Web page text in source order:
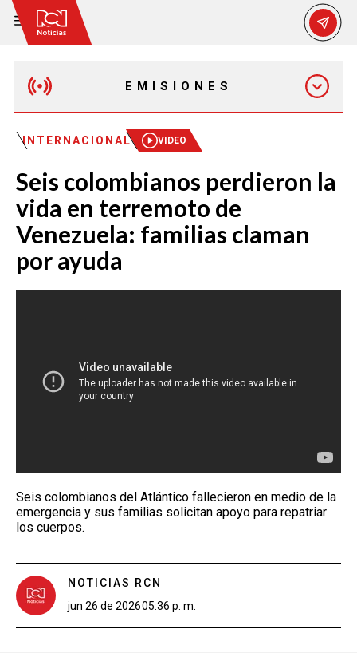
EMISIONES
MAÑANA EXPRESS
EMISIÓN 12:30 PM
EMISIÓN 7:00 PM
EMISIÓN 11:30 PM
INTERNACIONAL VIDEO
Seis colombianos perdieron la
vida en terremoto de
Venezuela: familias claman
por ayuda
Seis colombianos del Atlántico fallecieron en medio de la
emergencia y sus familias solicitan apoyo para repatriar
los cuerpos.
NOTICIAS RCN
jun 26 de 202605:36 p. m.